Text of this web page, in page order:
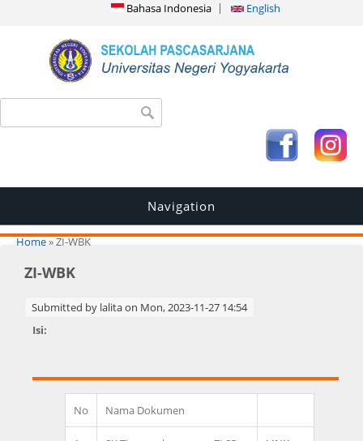
Bahasa Indonesia English
Search form
Navigation
You are here
Home» ZI-WBK
ZI-WBK
Submitted by lalitaon Mon, 2023-11-27 14:54
Isi:
No Nama Dokumen